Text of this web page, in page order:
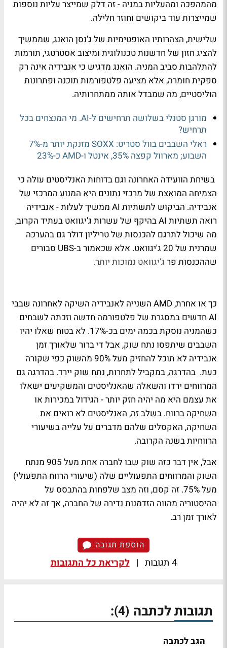
מהמהפכה ומהעליות במניה - זה דלק שמייצר עליות נוספות
שמייצרות עוד ביקושים וחוזר חלילה.
שלישית, הצהרותיו האופטימיות של ג'נסן הואנג, שממשיך
להציג חזון של חדשנות טכנולוגית ומיצוב אסטרטגי, תורמות
להתלהבות סביב המניה. הואנג מדגיש כי אנבידיה אינה רק
ספקית חומרה, אלא מציעה פלטפורמות תוכנה ופתרונות
הוליסטיים, מה שמבדל אותה ממתחרותיה.
מורגן סטנלי בשלושה תרחישים ל-AI. מי המנצחים בכל
תרחיש?
ראלי השבבים בוול סטריט: SOXX מזנקת יותר מ-7%
השבוע; מארוול קפצה 35%, אינטל ו-AMD כ-23%
בשיחת הוועידה האחרונה וגם בדוחות האנליסטים עולה כי
הצמיחה המואצת של מרכזי נתונים היא המנוע המרכזי של
אנבידיה. הביקוש לתשתיות AI ממשיך לעלות - אנבידיה
רואה תשתיות AI בהיקף של עשרות ג'יגוואט בעתיד הקרוב,
מה שיכול לתרגם להכנסות של טריליון דולר גם בהערכה
שמרנית של 20 ג'יגוואט. אלא שכאמור ב-UBS סבורים
שההכנסות פר ג'יגוואט נמוכות יותר.
כך או אחרת, AMD השנייה לאנבידיה השיקה לאחרונה שבבי
AI חדשים במסגרת של פלטפורמה חדשה וזכתה לשבחים
כשהמניה נוסקת בכמה ימים בכ-17%. לא בטוח שאלו יהיו
השבבים שיתפסו נתח שוק, אבל די ברור שלאורך זמן
אנבידיה לא תוכל להחזיק מעל 90% מהשוק כפי שקורה
כעת. בהדרגה, במקביל לתחרות, נתח שוק יירד. בהדרגה גם
המרווחים ירדו והשאלה שהאנליסטים והמשקיעים ישאלו
את עצמם היא מה יהיה חזק יותר - הגידול במכירות או
השחיקה ברווח. בשלב זה, האנליסטים לא רואים את
השחיקה, האקסלים שלהם מדברים על עלייה בשיעורי
הרווחיות בשנה הקרובה.
אבל, אין דבר כזה שוק שבו לחברה אחת מעל 905 מנתח
השוק והמרווחים התפעוליים שלה (שיעורי הרווח התפעולי)
מעל 75%. זה קסם, וזה מצב שלפחות בהתבסס על
ההיסטוריה מהווה הזדמנות נדירה של החברה, אך זה לא יהיה
לאורך זמן רב.
הוספת תגובה
4 תגובות | לקריאת כל התגובות
תגובות לכתבה (4)
:
הגב לכתבה